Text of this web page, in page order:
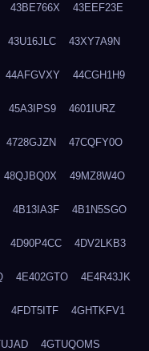
43BE766X 43EEF23E
43U16JLC 43XY7A9N
44AFGVXY 44CGH1H9
45A3IPS9 4601IURZ
4728GJZN 47CQFY0O
48QJBQ0X 49MZ8W4O
4B13IA3F 4B1N5SGO
4D90P4CC 4DV2LKB3
4E402GTO 4E4R43JK
4FDT5ITF 4GHTKFV1
4GTUQOMS